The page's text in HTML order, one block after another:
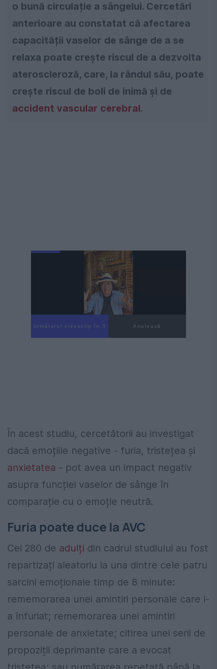
o bună circulație a sângelui. Cercetări
anterioare au constatat că afectarea
capacității vaselor de sânge de a se
relaxa poate crește riscul de a dezvolta
ateroscleroză, care, la rândul său, poate
crește riscul de boli de inimă și de
accident vascular cerebral.
Următorul videoclip în 4 Anulează
În acest studiu, cercetătorii au investigat
dacă emoțiile negative - furia, tristețea și
anxietatea - pot avea un impact negativ
asupra funcției vaselor de sânge în
comparație cu o emoție neutră.
Furia poate duce la AVC
Cei 280 de adulți din cadrul studiului au fost
repartizați aleatoriu la una dintre cele patru
sarcini emoționale timp de 8 minute:
rememorarea unei amintiri personale care i-
a înfuriat; rememorarea unei amintiri
personale de anxietate; citirea unei serii de
propoziții deprimante care a evocat